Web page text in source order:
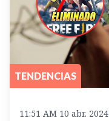
TENDENCIAS
11:51 AM 10 abr. 2024